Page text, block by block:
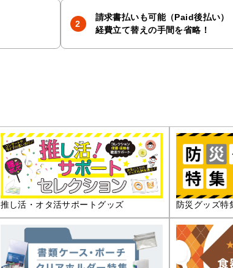
請求書払いも可能（Paid後払い）
経費立て替えの手間を省略！
推し活・オタ活サポートグッズ 防災グッズ特